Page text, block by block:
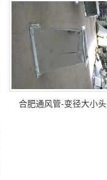
合肥通风管-变径大小头